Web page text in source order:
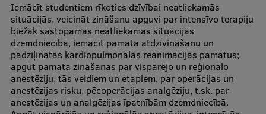
Projekti
Reitingi
Virtuālā tūre
Ilgtspējīga attīstība
Iemācīt studentiem rīkoties dzīvībai neatliekamās
situācijās, veicināt zināšanu apguvi par intensīvo terapiju
biežāk sastopamās neatliekamās situācijās
dzemdniecībā, iemācīt pamata atdzīvināšanu un
padziļinātās kardiopulmonālās reanimācijas pamatus;
apgūt pamata zināšanas par vispārējo un reģionālo
anestēziju, tās veidiem un etapiem, par operācijas un
anestēzijas risku, pēcoperācijas analgēziju, t.sk. par
anestēzijas un analgēzijas īpatnībām dzemdniecībā.